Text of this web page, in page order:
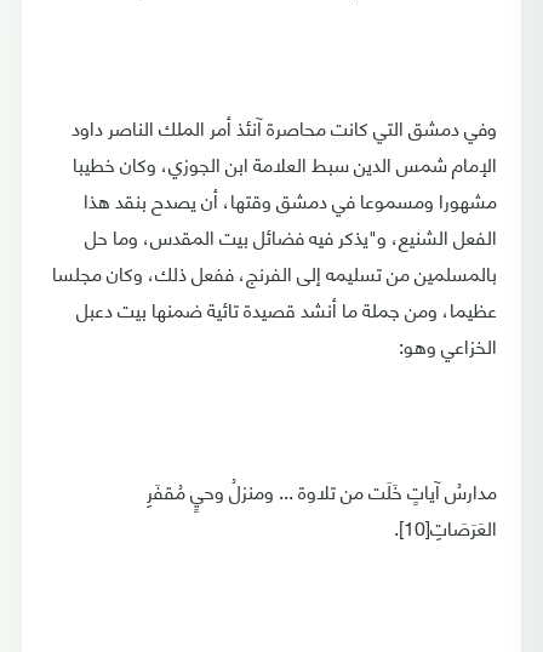
وفي دمشق التي كانت محاصرة آنئذ أمر الملك الناصر داود
الإمام شمس الدين سبط العلامة ابن الجوزي، وكان خطيبا
مشهورا ومسموعا في دمشق وقتها، أن يصدح بنقد هذا
الفعل الشنيع، و"يذكر فيه فضائل بيت المقدس، وما حل
بالمسلمين من تسليمه إلى الفرنج، ففعل ذلك، وكان مجلسا
عظيما، ومن جملة ما أنشد قصيدة تائية ضمنها بيت دعبل
الخزاعي وهو:
مدارسُ آياتٍ خَلَت من تلاوة ... ومنزلُ وحيٍ مُقفَرِ
العَرَصَاتِ[10].